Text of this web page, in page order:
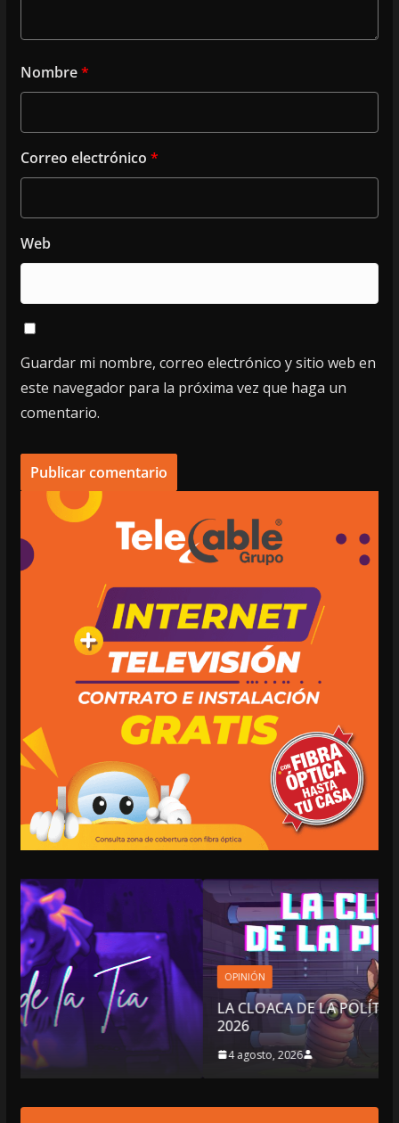
Nombre*
Correo electrónico *
Web
Guardar mi nombre, correo electrónico y sitio web en
este navegador para la próxima vez que haga un
comentario.
OPINIÓN
LA CLOACA DE LA POLÍTICA | 4 DE AGOSTO DE
2026
4 agosto, 2026